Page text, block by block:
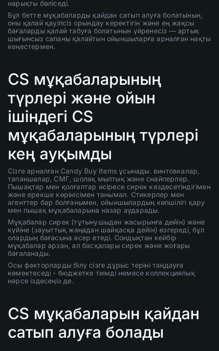
нарықты бөліседі.
Бұл бетте мұқабаларды қайдан сатып алуға болатынын,
оны қалай қауіпсіз орындау керектігін және ең жақсы
бағаларды қалай табуға болатынын үйренесіз — артық
шығынсыз сапаны қалайтын ойыншыларға арналған нақты
кеңестермен.
CS мұқабаларының
түрлері және ойын
ішіндегі CS
мұқабаларының түрлері
кең ауқымды
Сізге арналған Candy Buy Items ұсынады. винтовкалар,
тапаншалар, СМГ, шолақ мылтық және снайперлер.
Пышақтар мен қолғаптар әсіресе сирек кездесетіндігімен
және ерекше көрінісімен танымал. Стикерлер мен
агенттер бар болғанымен, ойыншылардың көпшілігі қару
мен пышақ мұқабаларына назар аударады.
Мұқабалар сирек (тұтынушыдан жасырынға дейін) және
күйіне (зауыттық жаңадан шайқасқа дейін) өзгереді, бұл
олардың бағасына әсер етеді. Сондықтан кейбір
мұқабалар арзан, ал басқалары сирек және жоғары
бағаланады.
Осы факторларды білу сізге дұрыс теріні таңдауға
көмектеседі - бюджетке тиімді немесе коллекциялық
нәрсе іздесеңіз де.
CS мұқабаларын қайдан
сатып алуға болады